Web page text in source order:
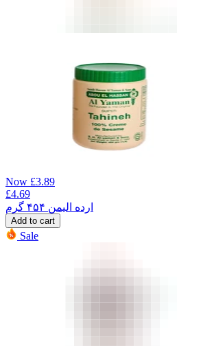
Now £3.89
£4.69
ارده الیمن ۴۵۴ گرم
Add to cart
Sale